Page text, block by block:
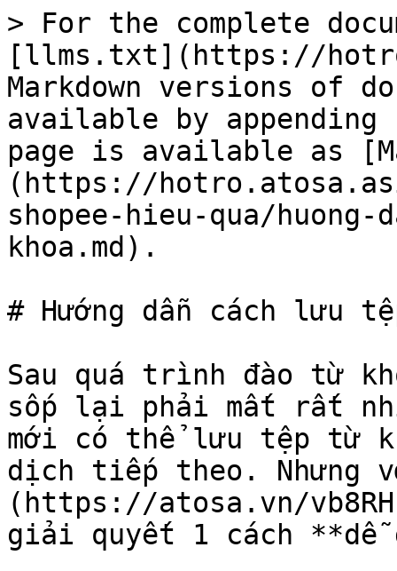
> For the complete
[llms.txt](https://
Markdown versions of
available by
page is available as
(https://
shopee-hieu-qua/
khoa.md).
# Hướng dẫn cách lưu
Sau quá trình đào từ
sốp lại phải mất rất
mới có thể lưu tệp từ
dịch tiếp theo. Nhưng
(https://atosa.vn/
giải quyết 1 cách **dễ